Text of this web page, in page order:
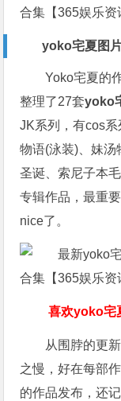
yoko宅夏图
Yoko宅夏的
整理了27套yoko
JK系列，有cos
物语(泳装)、妹汤
圣诞、索尼子本
专辑作品，最重
nice了。
喜欢yoko宅
从围脖的更
之慢，好在每部
的作品发布，还